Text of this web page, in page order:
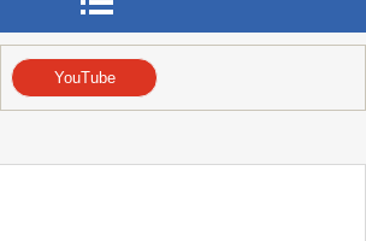
YouTube